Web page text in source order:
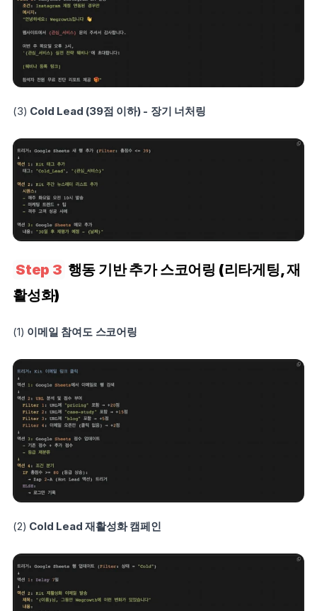
(3) Cold Lead (39점 이하) - 장기 너처링
Step 3 행동 기반 추가 스코어링 (리타게팅, 재
활성화)
(1) 이메일 참여도 스코어링
(2) Cold Lead 재활성화 캠페인